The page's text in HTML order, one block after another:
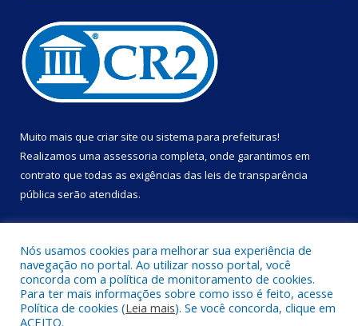
Muito mais que criar site ou sistema para prefeituras!
Realizamos uma assessoria completa, onde garantimos em
contrato que todas as exigências das leis de transparência
pública serão atendidas.
Todos os direitos reservados a Prefeitura Municipal de Portel.
Nós usamos cookies para melhorar sua experiência de
navegação no portal. Ao utilizar nosso portal, você
concorda com a política de monitoramento de cookies.
Para ter mais informações sobre como isso é feito, acesse
Política de cookies (Leia mais). Se você concorda, clique em
ACEITO.